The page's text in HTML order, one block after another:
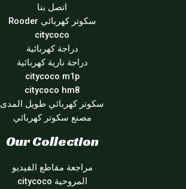
اتصل بنا
سكوتر كهربائي Rooder
citycoco
دراجة كهربائية
دراجة نارية كهربائية
citycoco m1p
citycoco hm8
سكوتر كهربائي طويل المدى
مصنع سكوتر كهربائي
Our Collection
مراجعة مقاطع الفيديو
المروحية citycoco